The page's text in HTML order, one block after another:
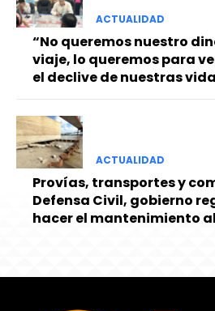
ACTUALIDAD
“No queremos nuestro
viaje, lo queremos para
el declive de nuestras
ACTUALIDAD
Provías, transportes y
Defensa Civil, gobierno
hacer el mantenimiento